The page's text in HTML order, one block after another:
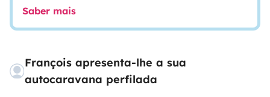
Saber mais
François apresenta-lhe a sua
autocaravana perfilada